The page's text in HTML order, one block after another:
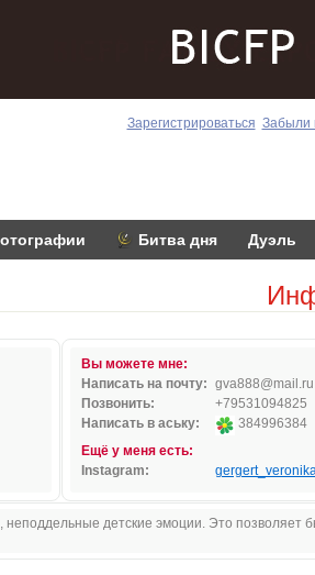
Зарегистрироваться Забыли
Битва дня Дуэль
Вы можете мне:
Написать на почту: gva888@mail .ru
Позвонить:
+79531094825
Написать в аську:
384996384
Ещё у меня есть:
Instagram:
детские эмоции. Это позволяет